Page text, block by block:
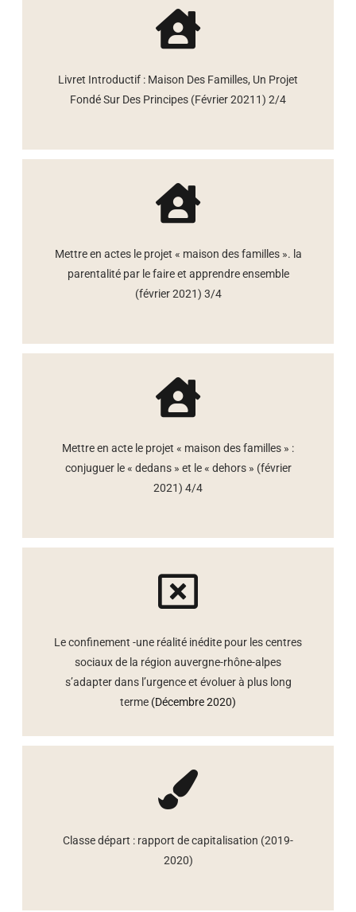
Livret Introductif : Maison Des Familles, Un Projet
Fondé Sur Des Principes (Février 20211) 2/4
Mettre en actes le projet « maison des familles ». la
parentalité par le faire et apprendre ensemble
(février 2021) 3/4
Mettre en acte le projet « maison des familles » :
conjuguer le « dedans » et le « dehors » (février
2021) 4/4
Le confinement -une réalité inédite pour les centres
sociaux de la région auvergne-rhône-alpes
s’adapter dans l’urgence et évoluer à plus long
terme (Décembre 2020)
Classe départ : rapport de capitalisation (2019-
2020)